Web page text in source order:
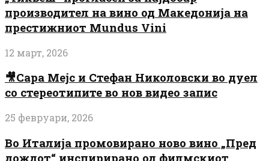
производител на вино од Македонија на
престижниот Mundus Vini
12 март, 2026
🎥Сара Мејс и Стефан Николовски во дуел
со стереотипите во нов видео запис
25 февруари, 2026
Во Италија промовирано ново вино „Пред
дождот“ инспирирано од филмскиот